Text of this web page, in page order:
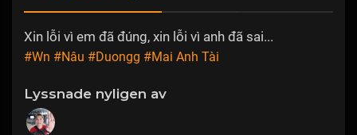
Xin lỗi vì em đã đúng, xin lỗi vì anh đã sai...
#Wn #Nâu #Duongg #Mai Anh Tài
Lyssnade nyligen av